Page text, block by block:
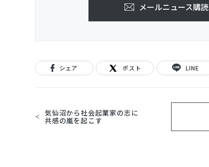
メールニュース購読
シェア ポスト LINE
気仙沼から社会起業家の志に
共感の嵐を起こす